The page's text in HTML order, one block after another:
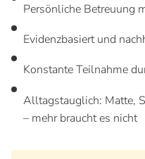
Persönliche Betreuung
Evidenzbasiert und
Konstante Teilnahme
Alltagstauglich: Matte,
– mehr braucht es nicht